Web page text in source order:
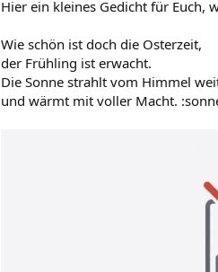
Hier ein kleines Gedicht für Euch,
Wie schön ist doch die Osterzeit,
der Frühling ist erwacht.
Die Sonne strahlt vom Himmel
und wärmt mit voller Macht.